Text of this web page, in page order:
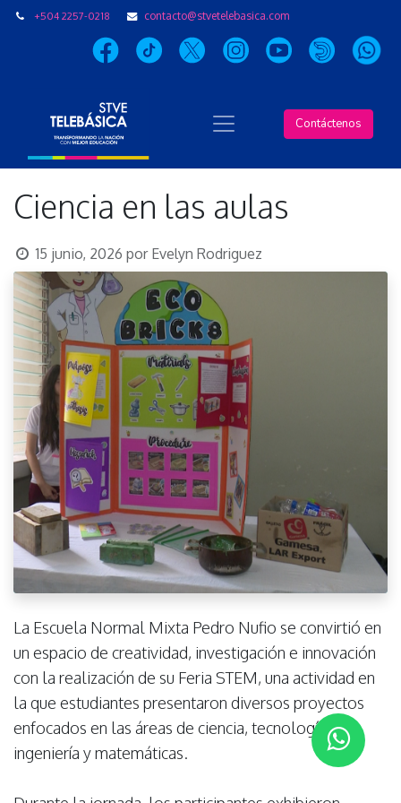
+504 2257-0218 contacto@stvetelebasica.com
Contáctenos
Ciencia en las aulas
15 junio, 2026 por Evelyn Rodriguez
La Escuela Normal Mixta Pedro Nufio se convirtió en
un espacio de creatividad, investigación e innovación
con la realización de su Feria STEM, una actividad en
la que estudiantes presentaron diversos proyectos
enfocados en las áreas de ciencia, tecnología,
ingeniería y matemáticas.